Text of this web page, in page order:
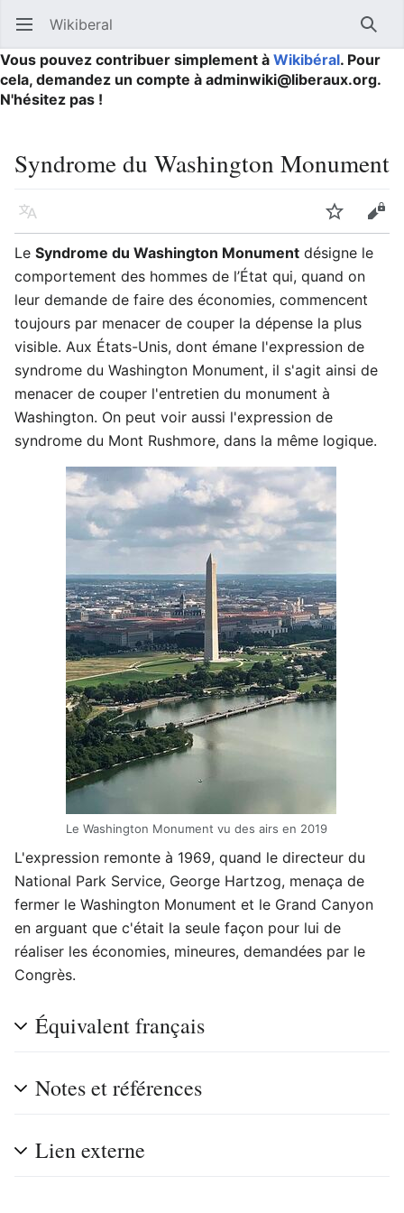
Ouvrir le menu principal Wikiberal
Vous pouvez contribuer simplement à Wikibéral. Pour
cela, demandez un compte à adminwiki@liberaux.org.
N'hésitez pas !
Syndrome du Washington Monument
Langue Suivre
Le Syndrome du Washington Monument désigne le
comportement des hommes de l’État qui, quand on
leur demande de faire des économies, commencent
toujours par menacer de couper la dépense la plus
visible. Aux États-Unis, dont émane l'expression de
syndrome du Washington Monument, il s'agit ainsi de
menacer de couper l'entretien du monument à
Washington. On peut voir aussi l'expression de
syndrome du Mont Rushmore, dans la même logique.
Le Washington Monument vu des airs en 2019
L'expression remonte à 1969, quand le directeur du
National Park Service, George Hartzog, menaça de
fermer le Washington Monument et le Grand Canyon
en arguant que c'était la seule façon pour lui de
réaliser les économies, mineures, demandées par le
Congrès.
Équivalent français
Notes et références
Lien externe